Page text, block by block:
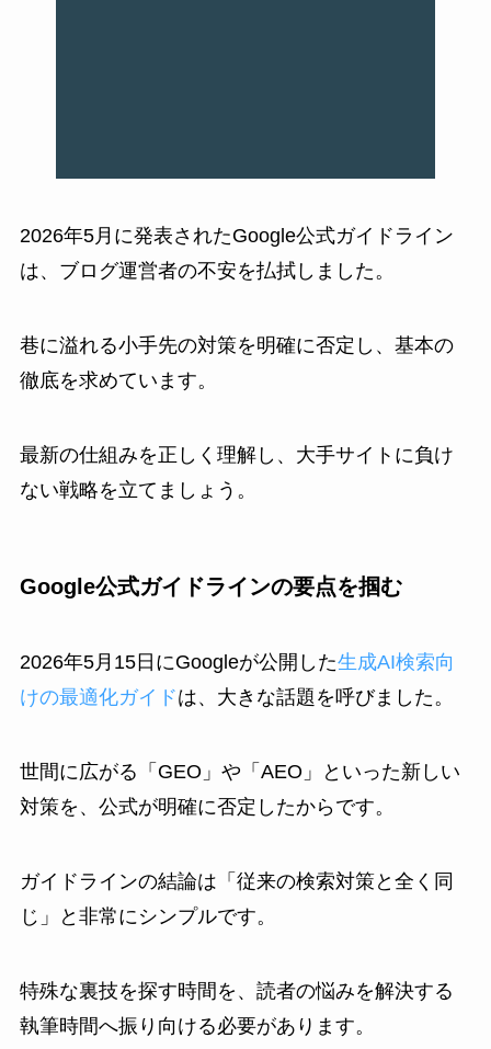
2026年5月に発表されたGoogle公式ガイドライン
は、ブログ運営者の不安を払拭しました。
巷に溢れる小手先の対策を明確に否定し、基本の
徹底を求めています。
最新の仕組みを正しく理解し、大手サイトに負け
ない戦略を立てましょう。
Google公式ガイドラインの要点を掴む
2026年5月15日にGoogleが公開した生成AI検索向
けの最適化ガイドは、大きな話題を呼びました。
世間に広がる「GEO」や「AEO」といった新しい
対策を、公式が明確に否定したからです。
ガイドラインの結論は「従来の検索対策と全く同
じ」と非常にシンプルです。
特殊な裏技を探す時間を、読者の悩みを解決する
執筆時間へ振り向ける必要があります。